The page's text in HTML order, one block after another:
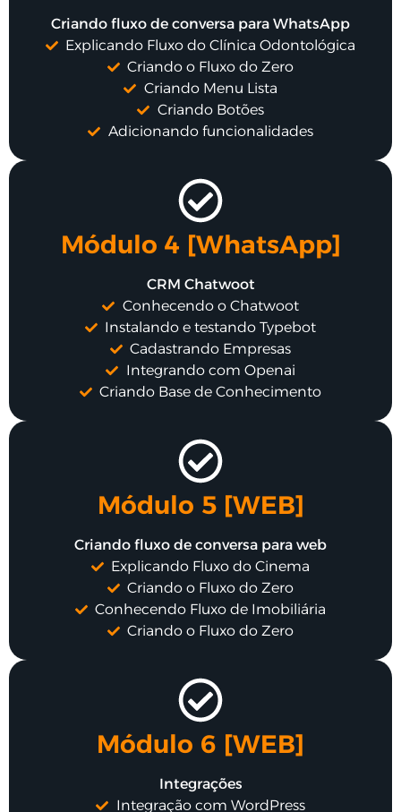
Criando fluxo de conversa para WhatsApp
Explicando Fluxo do Clínica Odontológica
Criando o Fluxo do Zero
Criando Menu Lista
Criando Botões
Adicionando funcionalidades
Módulo 4 [WhatsApp]
CRM Chatwoot
Conhecendo o Chatwoot
Instalando e testando Typebot
Cadastrando Empresas
Integrando com Openai
Criando Base de Conhecimento
Módulo 5 [WEB]
Criando fluxo de conversa para web
Explicando Fluxo do Cinema
Criando o Fluxo do Zero
Conhecendo Fluxo de Imobiliária
Criando o Fluxo do Zero
Módulo 6 [WEB]
Integrações
Integração com WordPress